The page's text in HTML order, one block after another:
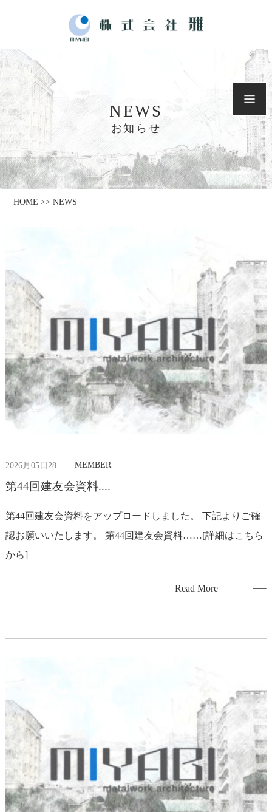
NEWS
お知らせ
HOME >> NEWS
2026月05日28 MEMBER
第44回建友会資料....
第44回建友会資料をアップロードしました。 下記よりご確
認お願いいたします。 第44回建友会資料……[詳細はこちら
から]
Read More